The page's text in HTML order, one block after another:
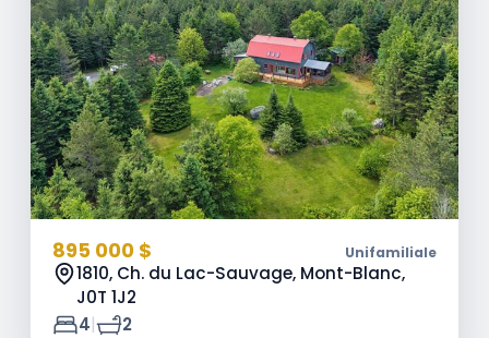
895 000 $ Unifamiliale
1810, Ch. du Lac-Sauvage, Mont-Blanc,
J0T 1J2
4| 2